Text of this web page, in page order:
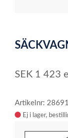
of
SEK 1 423
Artikelnr: 28691
Ej i lager